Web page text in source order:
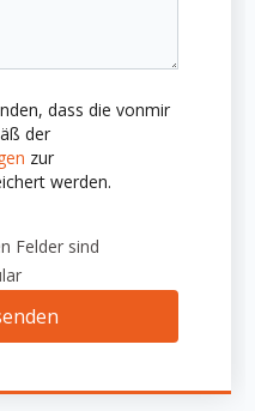
dass die vonmir
der
zur
werden.
Felder sind